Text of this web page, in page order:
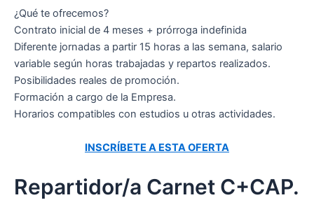
¿Qué te ofrecemos?
Contrato inicial de 4 meses + prórroga indefinida
Diferente jornadas a partir 15 horas a las semana, salario
variable según horas trabajadas y repartos realizados.
Posibilidades reales de promoción.
Formación a cargo de la Empresa.
Horarios compatibles con estudios u otras actividades.
INSCRÍBETE A ESTA OFERTA
Repartidor/a Carnet C+CAP.